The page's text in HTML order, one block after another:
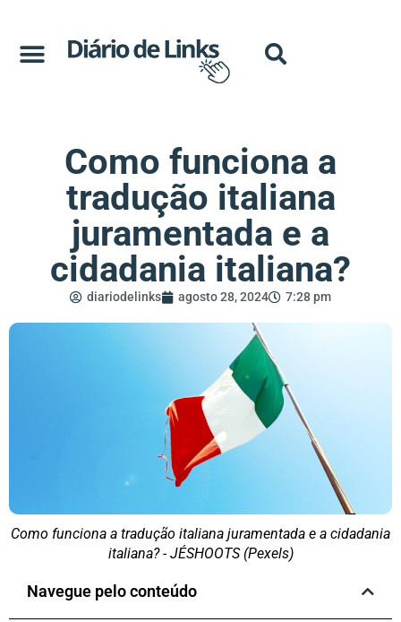
Como funciona a
tradução italiana
juramentada e a
cidadania italiana?
diariodelinks agosto 28, 2024 7:28 pm
Como funciona a tradução italiana juramentada e a cidadania
italiana? - JÉSHOOTS (Pexels)
Navegue pelo conteúdo